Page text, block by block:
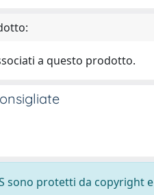
a questo prodotto.
sono protetti da copyright